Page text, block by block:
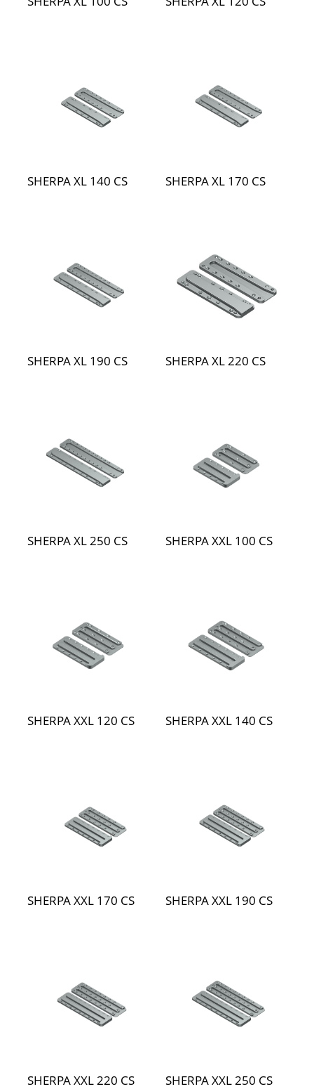
SHERPA XL 140 CS SHERPA XL 170 CS
SHERPA XL 190 CS SHERPA XL 220 CS
SHERPA XL 250 CS SHERPA XXL 100 CS
SHERPA XXL 120 CS SHERPA XXL 140 CS
SHERPA XXL 170 CS SHERPA XXL 190 CS
SHERPA XXL 220 CS SHERPA XXL 250 CS